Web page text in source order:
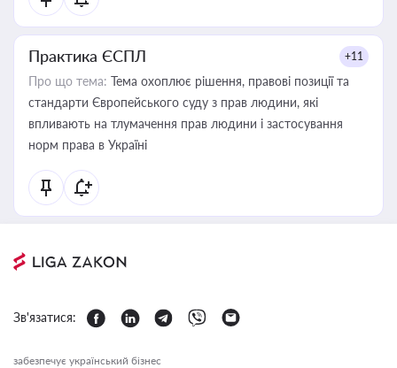
Практика ЄСПЛ +11
Про що тема: Тема охоплює рішення, правові позиції та
стандарти Європейського суду з прав людини, які
впливають на тлумачення прав людини і застосування
норм права в Україні
Зв'язатися:
забезпечує український бізнес